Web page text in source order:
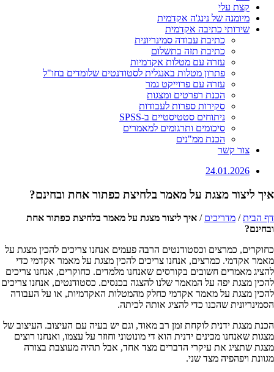
קצת עלי
מיומנה של נינג'ה אקדמית
שירותי כתיבה אקדמית
כתיבת עבודה סמינריונית
כתיבת תזה בתשלום
עזרה עם מטלות אקדמיות
פתרון מטלות באנגלית לסטודנטים שלומדים בחו"ל
עזרה עם פרוייקט גמר
הכנת רפרטים ומצגות
סקירות ספרות לעבודות
ניתוחים סטטיסטיים ב-SPSS
סיכומים ותרגומים למאמרים
הכנת ממ"נים
צור קשר
24.01.2026
איך ליצור מצגת על מאמר בלחיצת כפתור אחת ובחינם?
דף הבית/ מדריכים / איך ליצור מצגת על מאמר בלחיצת כפתור אחת
ובחינם?
כחוקרים, כמרצים וכסטודנטים הרבה פעמים אנחנו צריכים להכין מצגת על
מאמר אקדמי. כמרצים, אנחנו צריכים להכין מצגת על מאמר אקדמי כדי
להציג מאמרים חשובים בקורסים שאנחנו מלמדים. כחוקרים, אנחנו צריכים
להכין מצגת יפה על המאמר שלנו להצגה בכנסים. כסטודנטים, אנחנו צריכים
להכין מצגת על מאמר אקדמי כחלק מהמטלות האקדמיות, או על העבודה
הסמינריונית שהכנו כדי להציג אותה לכיתה.
הכנת מצגת ידנית לוקחת זמן רב מאוד, וגם יש בעיה עם העיצוב. העיצוב של
מצגות שאנחנו מכינים ידנית הוא די מונוטוני וחוזר על עצמו, ואנחנו רוצים
מצגת שתציג את עיקרי הדברים מצד אחד, אבל תהיה מעוצבת בצורה
מגוונת ויפהפיה מצד שני.